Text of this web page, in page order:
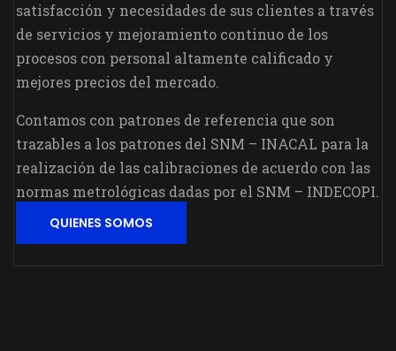
satisfacción y necesidades de sus clientes a través
de servicios y mejoramiento continuo de los
procesos con personal altamente calificado y
mejores precios del mercado.
Contamos con patrones de referencia que son
trazables a los patrones del SNM – INACAL para la
realización de las calibraciones de acuerdo con las
normas metrológicas dadas por el SNM – INDECOPI.
QUIENES SOMOS